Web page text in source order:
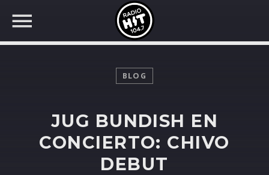
BUSCAR EN RADIO HIT
COMPARTE EN...
BLOG
JUG BUNDISH EN
CONCIERTO: CHIVO
DEBUT